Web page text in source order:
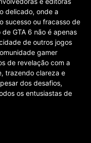
delicado, onde a
sucesso ou fracasso de
GTA 6 não é apenas
de outros jogos
gamer
de revelação com a
trazendo clareza e
dos desafios,
os entusiastas de